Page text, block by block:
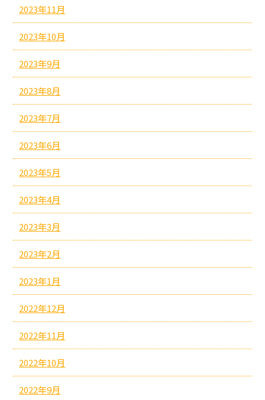
2023年11月
2023年10月
2023年9月
2023年8月
2023年7月
2023年6月
2023年5月
2023年4月
2023年3月
2023年2月
2023年1月
2022年12月
2022年11月
2022年10月
2022年9月